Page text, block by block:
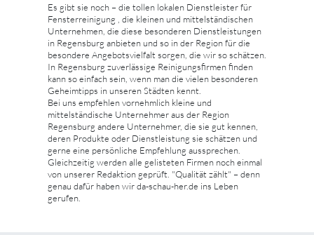
Es gibt sie noch – die tollen lokalen Dienstleister für
Fensterreinigung , die kleinen und mittelständischen
Unternehmen, die diese besonderen Dienstleistungen
in Regensburg anbieten und so in der Region für die
besondere Angebotsvielfalt sorgen, die wir so schätzen.
In Regensburg zuverlässige Reinigungsfirmen finden
kann so einfach sein, wenn man die vielen besonderen
Geheimtipps in unseren Städten kennt.
Bei uns empfehlen vornehmlich kleine und
mittelständische Unternehmer aus der Region
Regensburg andere Unternehmer, die sie gut kennen,
deren Produkte oder Dienstleistung sie schätzen und
gerne eine persönliche Empfehlung aussprechen.
Gleichzeitig werden alle gelisteten Firmen noch einmal
von unserer Redaktion geprüft. "Qualität zählt" – denn
genau dafür haben wir da-schau-her.de ins Leben
gerufen.